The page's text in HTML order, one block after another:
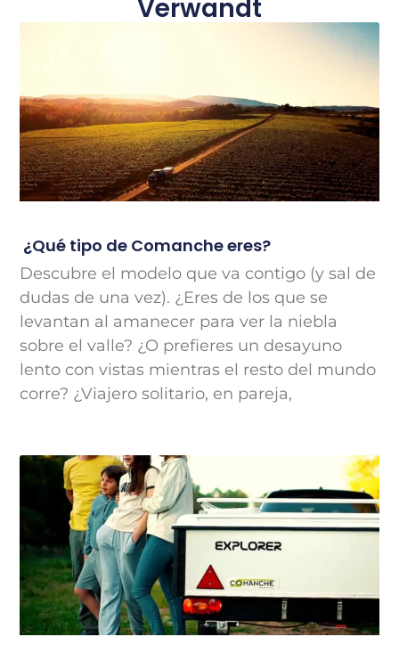
Verwandt
¿Qué tipo de Comanche eres?
Descubre el modelo que va contigo (y sal de
dudas de una vez). ¿Eres de los que se
levantan al amanecer para ver la niebla
sobre el valle? ¿O prefieres un desayuno
lento con vistas mientras el resto del mundo
corre? ¿Viajero solitario, en pareja,